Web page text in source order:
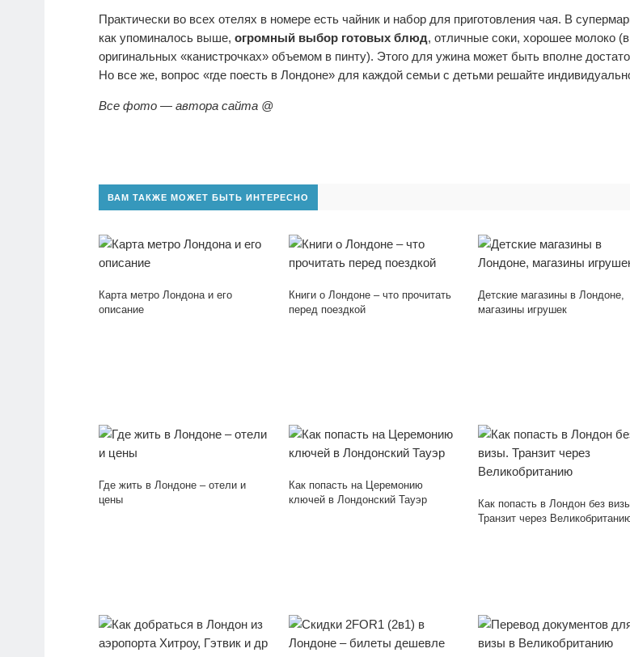
Практически во всех отелях в номере есть чайник и набор для приготовления чая. В
как упоминалось выше, огромный выбор готовых блюд, отличные соки, хорошее молоко (в
оригинальных «канистрочках» объемом в пинту). Этого для ужина может быть вполне
Но все же, вопрос «где поесть в Лондоне» для каждой семьи с детьми решайте
Все фото — автора сайта @
ВАМ ТАКЖЕ МОЖЕТ БЫТЬ ИНТЕРЕСНО
Карта метро Лондона и его
описание
Книги о Лондоне – что прочитать
перед поездкой
Детские магазины в Лондоне,
магазины игрушек
Где жить в Лондоне – отели и
цены
Как попасть на Церемонию
ключей в Лондонский Тауэр
Как попасть в Лондон без
Транзит через